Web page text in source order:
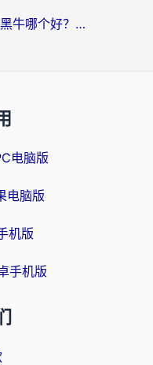
海外党纠结ChickCN和小黑牛哪个好？一篇帮你选对回国加速器的实用指南
电脑版
电脑版
机版
手机版